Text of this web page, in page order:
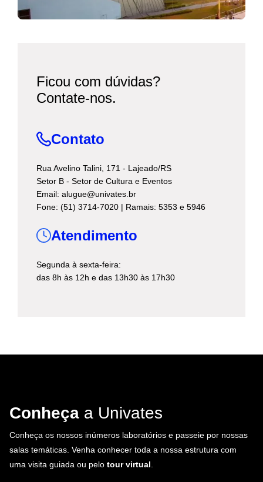
Ficou com dúvidas?
Contate-nos.
Contato
Rua Avelino Talini, 171 - Lajeado/RS
Setor B - Setor de Cultura e Eventos
Email: alugue@univates.br
Fone: (51) 3714-7020 | Ramais: 5353 e 5946
Atendimento
Segunda à sexta-feira:
das 8h às 12h e das 13h30 às 17h30
Conheça a Univates
Conheça os nossos inúmeros laboratórios e passeie por nossas
salas temáticas. Venha conhecer toda a nossa estrutura com
uma visita guiada ou pelo tour virtual